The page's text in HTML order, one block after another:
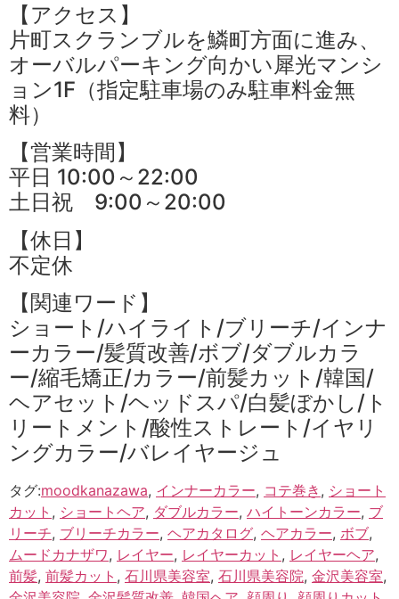
【アクセス】
片町スクランブルを鱗町方面に進み、
オーバルパーキング向かい犀光マンシ
ョン1F（指定駐車場のみ駐車料金無
料）
【営業時間】
平日 10:00～22:00
土日祝 9:00～20:00
【休日】
不定休
【関連ワード】
ショート/ハイライト/ブリーチ/インナ
ーカラー/髪質改善/ボブ/ダブルカラ
ー/縮毛矯正/カラー/前髪カット/韓国/
ヘアセット/ヘッドスパ/白髪ぼかし/ト
リートメント/酸性ストレート/イヤリ
ングカラー/バレイヤージュ
タグ:moodkanazawa, インナーカラー, コテ巻き , ショート
カット , ショートヘア, ダブルカラー, ハイトーンカラー, ブ
リーチ, ブリーチカラー, ヘアカタログ, ヘアカラー, ボブ,
ムードカナザワ, レイヤー, レイヤーカット , レイヤーヘア,
前髪, 前髪カット , 石川県美容室, 石川県美容院, 金沢美容室,